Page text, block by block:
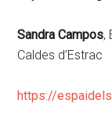
Sandra Campos,
Caldes d’Estrac
https://